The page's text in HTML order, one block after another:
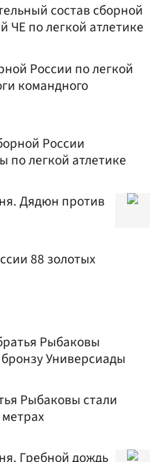
состав сборной
ЧЕ по легкой атлетике
России по легкой
командного
России
по легкой атлетике
Дядюн против
88 золотых
Рыбаковы
Универсиады
Рыбаковы стали
Гребной дождь